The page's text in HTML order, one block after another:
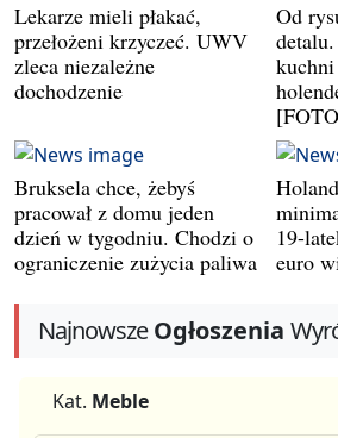
Lekarze mieli płakać,
przełożeni krzyczeć. UWV
zleca niezależne
dochodzenie
Od
Bruksela chce, żebyś
pracował z domu jeden
dzień w tygodniu. Chodzi o
ograniczenie zużycia paliwa
19-
euro
NajnowszeOgłoszenia
Kat. Meble